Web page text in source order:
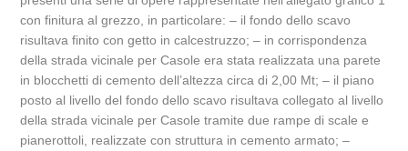
con finitura al grezzo, in particolare: – il fondo dello scavo
risultava finito con getto in calcestruzzo; – in corrispondenza
della strada vicinale per Casole era stata realizzata una parete
in blocchetti di cemento dell’altezza circa di 2,00 Mt; – il piano
posto al livello del fondo dello scavo risultava collegato al livello
della strada vicinale per Casole tramite due rampe di scale e
pianerottoli, realizzate con struttura in cemento armato; –